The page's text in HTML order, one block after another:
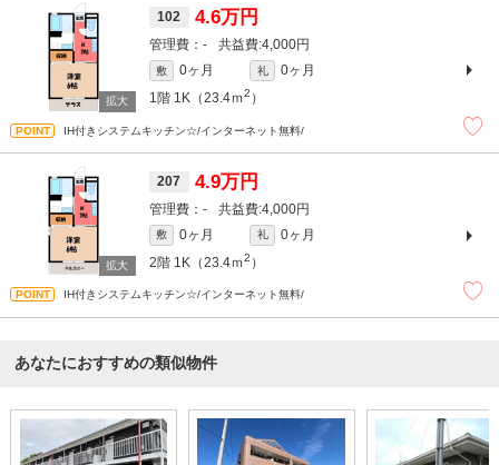
102 4.6万円
- 4,000円
敷 0ヶ月 礼
0ヶ月
1階 1K（23.4ｍ2 ）
IH付きシステムキッチン☆/インターネット無料/
207 4.9万円
- 4,000円
敷 0ヶ月 礼
0ヶ月
2階 1K（23.4ｍ2 ）
IH付きシステムキッチン☆/インターネット無料/
あなたにおすすめの類似物件